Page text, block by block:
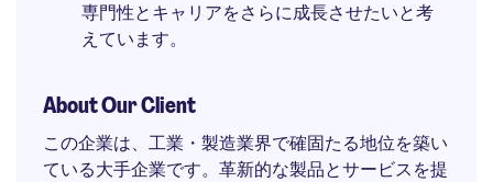
専門性とキャリアをさらに成長させたいと考
えています。
About Our Client
この企業は、工業・製造業界で確固たる地位を築い
ている大手企業です。革新的な製品とサービスを提